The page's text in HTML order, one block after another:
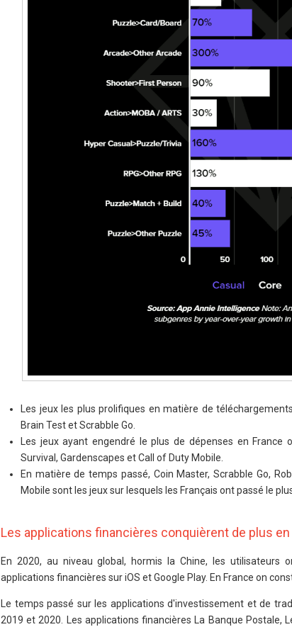
Les jeux les plus prolifiques en matière de
Brain Test et Scrabble Go.
Les jeux ayant engendré le plus de dépenses en
Survival, Gardenscapes et Call of Duty Mobile.
En matière de temps passé, Coin Master, Scrabble Go,
Mobile sont les jeux sur lesquels les Français ont passé le
Les applications financières conquièrent de plus
En 2020, au niveau global, hormis la Chine, les
applications financières sur iOS et Google Play. En France on
Le temps passé sur les applications d'investissement et de
2019 et 2020. Les applications financières La Banque Postale,